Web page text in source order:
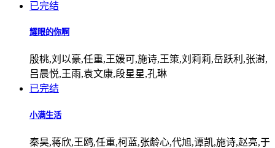
已完结
耀眼的你啊
殷桃,刘以豪,任重,王媛可,施诗,王策,刘莉莉,岳跃利,张澍,
吕晨悦,王雨,袁文康,段星星,孔琳
已完结
小满生活
秦昊,蒋欣,王鸥,任重,柯蓝,张龄心,代旭,谭凯,施诗,赵亮,于